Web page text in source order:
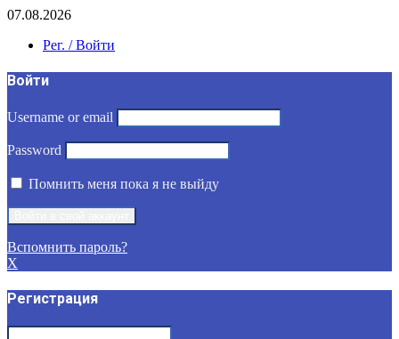
07.08.2026
Рег. / Войти
Войти
Username or email
Password
Помнить меня пока я не выйду
Вспомнить пароль?
X
Регистрация